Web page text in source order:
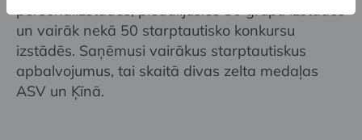
personālizstādes, piedalījusies 30 grupu izstādēs
un vairāk nekā 50 starptautisko konkursu
izstādēs. Saņēmusi vairākus starptautiskus
apbalvojumus, tai skaitā divas zelta medaļas
ASV un Ķīnā.